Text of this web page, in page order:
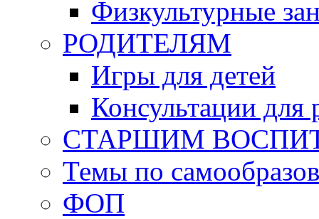
Физкультурные
РОДИТЕЛЯМ
Игры для детей
Консультации для
СТАРШИМ
Темы по
ФОП